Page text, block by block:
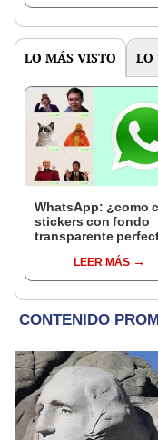
LO MÁS VISTO LO
WhatsApp: ¿como
stickers con fondo
transparente
extrañas?LEER MÁS